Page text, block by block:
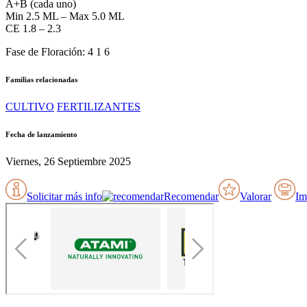
A+B (cada uno)
Min 2.5 ML – Max 5.0 ML
CE 1.8 – 2.3
Fase de Floración: 4 1 6
Familias relacionadas
CULTIVO FERTILIZANTES
Fecha de lanzamiento
Viernes, 26 Septiembre 2025
Solicitar más info Recomendar Valorar